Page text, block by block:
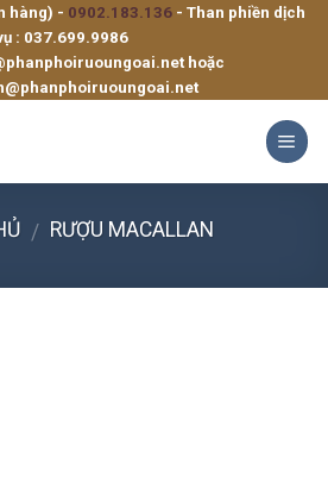
hàng) - 0902.183.136 - Than phiền dịch
: 037.699.9986
hoặc
/ RƯỢU MACALLAN